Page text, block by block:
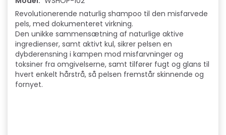
Revolutionerende naturlig shampoo til den misfarvede
pels, med dokumenteret virkning.
Den unikke sammensætning af naturlige aktive
ingredienser, samt aktivt kul, sikrer pelsen en
dybderensning i kampen mod misfarvninger og
toksiner fra omgivelserne, samt tilfører fugt og glans til
hvert enkelt hårstrå, så pelsen fremstår skinnende og
fornyet.